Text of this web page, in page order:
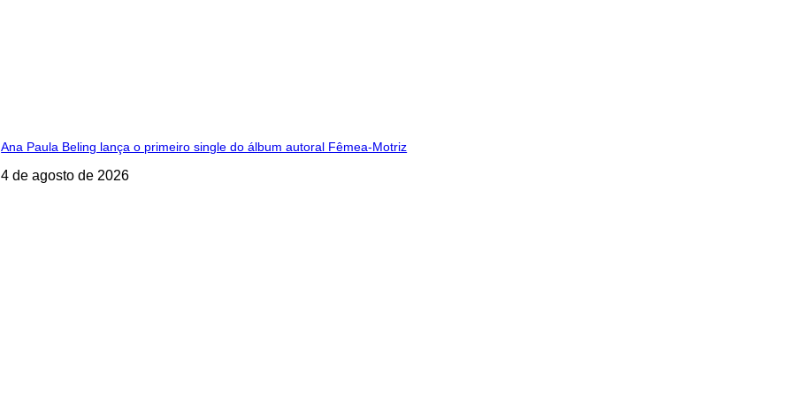
Ana Paula Beling lança o primeiro single do álbum autoral Fêmea-Motriz
4 de agosto de 2026